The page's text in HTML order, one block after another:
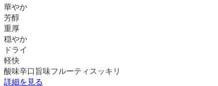
華やか
芳醇
重厚
穏やか
ドライ
軽快
酸味辛口 旨味フルーティ スッキリ
詳細を見る